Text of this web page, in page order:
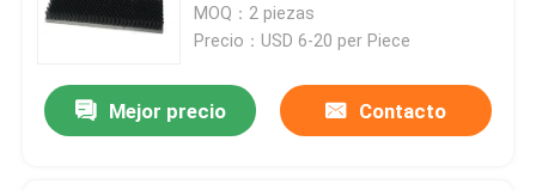
Visita a la fábrica
MOQ：2 piezas
Precio：USD 6-20 per Piece
Mejor precio Contacto